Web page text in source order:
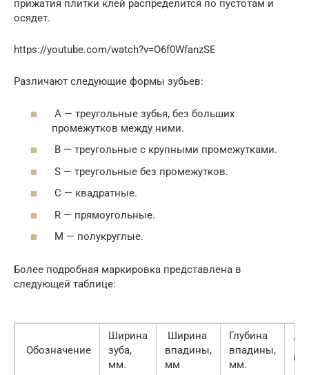
прижатия плитки клей распределится по пустотам и
осядет.
https://youtube.com/watch?v=O6f0WfanzSE
Различают следующие формы зубьев:
А — треугольные зубья, без больших
промежутков между ними.
В — треугольные с крупными промежутками.
S — треугольные без промежутков.
C — квадратные.
R — прямоугольные.
M — полукруглые.
Более подробная маркировка представлена в
следующей таблице:
Обозначение
Ширина
зуба,
мм.
Ширина
впадины,
мм
Глубина
впадины,
мм.